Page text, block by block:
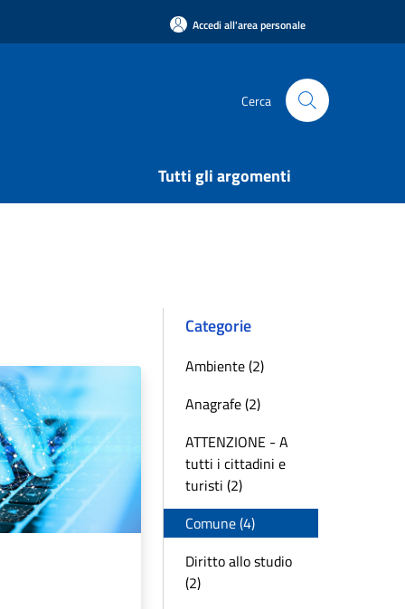
Accedi all'area personale
Cerca
Tutti gli argomenti
Categorie
Ambiente (2)
Anagrafe (2)
ATTENZIONE - A
tutti i cittadini e
turisti (2)
Comune (4)
Diritto allo studio
(2)